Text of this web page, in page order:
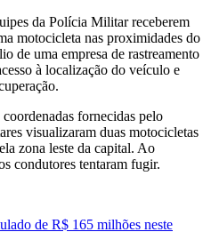
da Polícia Militar receberem
motocicleta nas proximidades do
de uma empresa de rastreamento
à localização do veículo e
fornecidas pelo
visualizaram duas motocicletas
zona leste da capital. Ao
condutores tentaram fugir.
de R$ 165 milhões neste